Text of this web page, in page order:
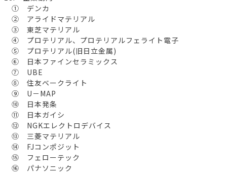
① デンカ
② アライドマテリアル
③ 東芝マテリアル
④ プロテリアル、プロテリアルフェライト電子
⑤ プロテリアル(旧日立金属)
⑥ 日本ファインセラミックス
⑦ UBE
⑧ 住友ベークライト
⑨ U－MAP
⑩ 日本発条
⑪ 日本ガイシ
⑫ NGKエレクトロデバイス
⑬ 三菱マテリアル
⑭ FJコンポジット
⑮ フェローテック
⑯ パナソニック